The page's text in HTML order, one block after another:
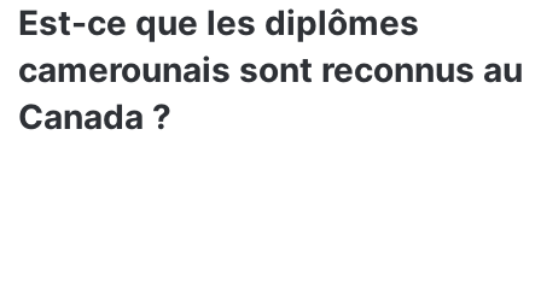
Est-ce que les diplômes
camerounais sont reconnus au
Canada ?